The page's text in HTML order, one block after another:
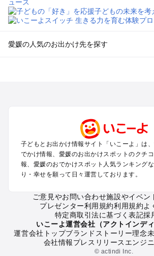
愛媛の人気のお出かけ先を探す
西条・新居浜・東予・石鎚山のプールお出か
愛媛の定番お出かけスポット
愛媛の遊園地
愛媛の動物園
愛媛の釣り
愛媛の牧場
愛媛のプール
愛媛のアスレチック
愛媛の公園・総合公園
子どもとお出かけ情報サイト「いこーよ」は
でかけ情報、愛媛のお出かけスポットのクチ
報、愛媛のおでかけスポット人気ランキング
り・幸せを願って日々運営しております。
ご意見やお問い合わせ施設やイベン
プレゼンター利用規約利用規約よ
特定商取引法に基づく表記採
いこーよ運営会社（アクトインディ
運営会社トップブランドストーリー理念
会社情報プレスリリース エンジ
© actindi Inc.